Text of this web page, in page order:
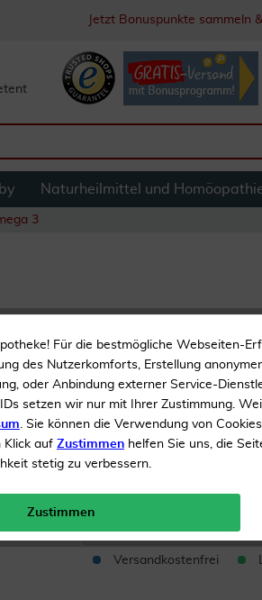
Jetzt Bonuspunkte sammeln
Naturheilmittel und
3
Omega 3
Mit EPA und DHA
Lactosefrei
Inhalt120 Kapseln
Versandkostenfrei
Für die bestmögliche Webseiten-
des Nutzerkomforts, Erstellung
oder Anbindung externer Service-
setzen wir nur mit Ihrer Zustimmung.
. Sie können die Verwendung von Cookies
Klick auf Zustimmen helfen Sie uns, die
stetig zu verbessern.
Zustimmen